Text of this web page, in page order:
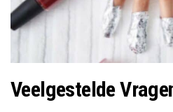
Veelgestelde